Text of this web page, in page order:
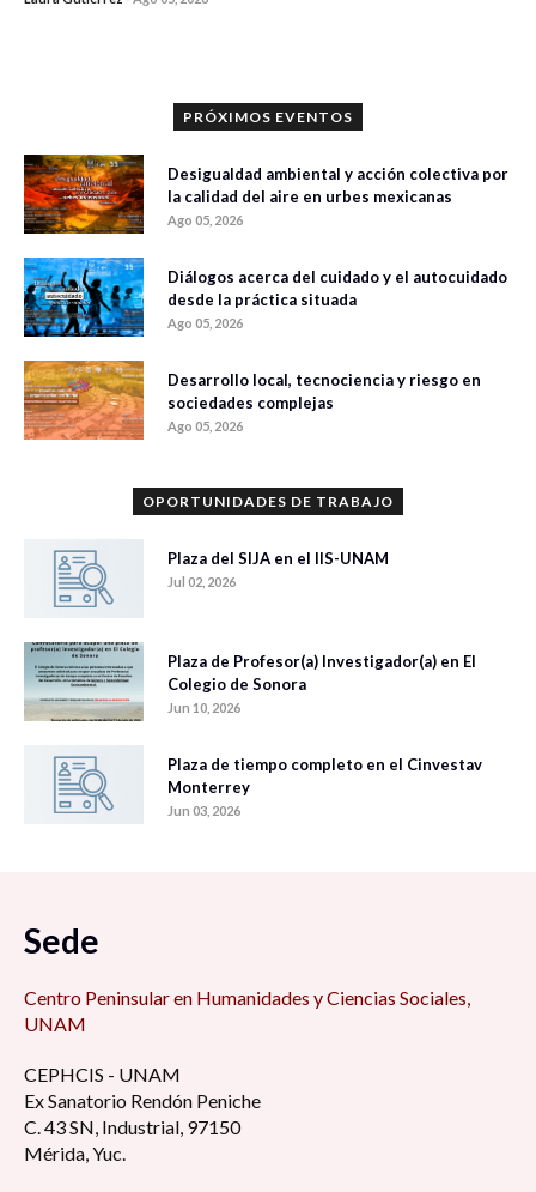
PRÓXIMOS EVENTOS
Desigualdad ambiental y acción colectiva por
la calidad del aire en urbes mexicanas
Ago 05, 2026
Diálogos acerca del cuidado y el autocuidado
desde la práctica situada
Ago 05, 2026
Desarrollo local, tecnociencia y riesgo en
sociedades complejas
Ago 05, 2026
OPORTUNIDADES DE TRABAJO
Plaza del SIJA en el IIS-UNAM
Jul 02, 2026
Plaza de Profesor(a) Investigador(a) en El
Colegio de Sonora
Jun 10, 2026
Plaza de tiempo completo en el Cinvestav
Monterrey
Jun 03, 2026
Sede
Centro Peninsular en Humanidades y Ciencias Sociales,
UNAM
CEPHCIS - UNAM
Ex Sanatorio Rendón Peniche
C. 43 SN, Industrial, 97150
Mérida, Yuc.